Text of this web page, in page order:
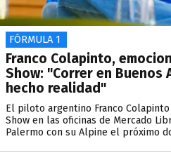
FÓRMULA 1
Franco Colapinto,
Show: "Correr en Buenos
hecho realidad"
El piloto argentino Franco
Show en las oficinas de Mercado
Palermo con su Alpine el próximo